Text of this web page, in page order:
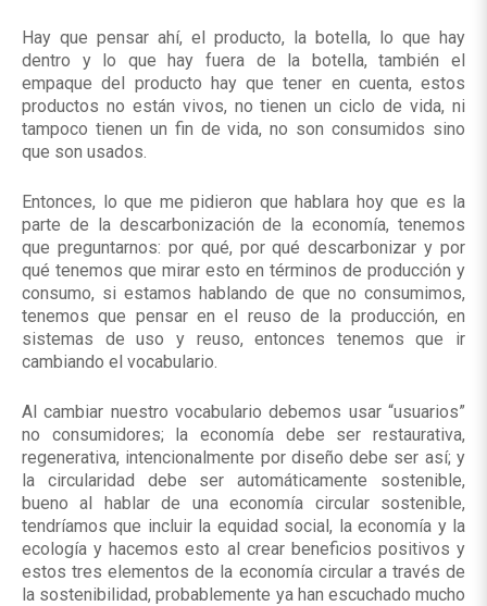
Hay que pensar ahí, el producto, la botella, lo que hay
dentro y lo que hay fuera de la botella, también el
empaque del producto hay que tener en cuenta, estos
productos no están vivos, no tienen un ciclo de vida, ni
tampoco tienen un fin de vida, no son consumidos sino
que son usados.
Entonces, lo que me pidieron que hablara hoy que es la
parte de la descarbonización de la economía, tenemos
que preguntarnos: por qué, por qué descarbonizar y por
qué tenemos que mirar esto en términos de producción y
consumo, si estamos hablando de que no consumimos,
tenemos que pensar en el reuso de la producción, en
sistemas de uso y reuso, entonces tenemos que ir
cambiando el vocabulario.
Al cambiar nuestro vocabulario debemos usar “usuarios”
no consumidores; la economía debe ser restaurativa,
regenerativa, intencionalmente por diseño debe ser así; y
la circularidad debe ser automáticamente sostenible,
bueno al hablar de una economía circular sostenible,
tendríamos que incluir la equidad social, la economía y la
ecología y hacemos esto al crear beneficios positivos y
estos tres elementos de la economía circular a través de
la sostenibilidad, probablemente ya han escuchado mucho